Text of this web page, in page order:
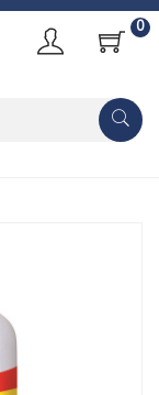
0
90 Pezzi
bambino
90 Pezzi